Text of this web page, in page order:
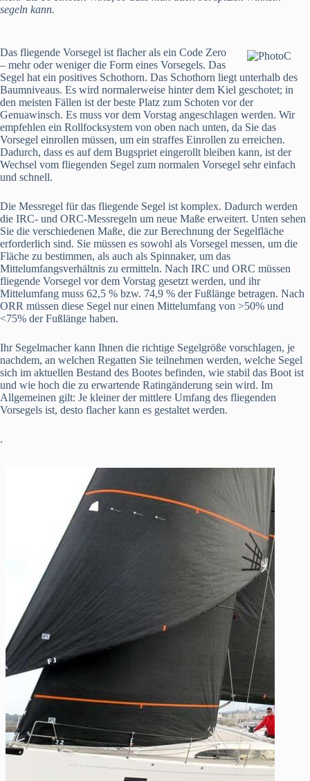
segeln kann.
Das fliegende Vorsegel ist flacher als ein Code Zero
– mehr oder weniger die Form eines Vorsegels. Das
Segel hat ein positives Schothorn. Das Schothorn liegt unterhalb des
Baumniveaus. Es wird normalerweise hinter dem Kiel geschotet; in
den meisten Fällen ist der beste Platz zum Schoten vor der
Genuawinsch. Es muss vor dem Vorstag angeschlagen werden. Wir
empfehlen ein Rollfocksystem von oben nach unten, da Sie das
Vorsegel einrollen müssen, um ein straffes Einrollen zu erreichen.
Dadurch, dass es auf dem Bugspriet eingerollt bleiben kann, ist der
Wechsel vom fliegenden Segel zum normalen Vorsegel sehr einfach
und schnell.
Die Messregel für das fliegende Segel ist komplex. Dadurch werden
die IRC- und ORC-Messregeln um neue Maße erweitert. Unten sehen
Sie die verschiedenen Maße, die zur Berechnung der Segelfläche
erforderlich sind. Sie müssen es sowohl als Vorsegel messen, um die
Fläche zu bestimmen, als auch als Spinnaker, um das
Mittelumfangsverhältnis zu ermitteln. Nach IRC und ORC müssen
fliegende Vorsegel vor dem Vorstag gesetzt werden, und ihr
Mittelumfang muss 62,5 % bzw. 74,9 % der Fußlänge betragen. Nach
ORR müssen diese Segel nur einen Mittelumfang von >50% und
<75% der Fußlänge haben.
Ihr Segelmacher kann Ihnen die richtige Segelgröße vorschlagen, je
nachdem, an welchen Regatten Sie teilnehmen werden, welche Segel
sich im aktuellen Bestand des Bootes befinden, wie stabil das Boot ist
und wie hoch die zu erwartende Ratingänderung sein wird. Im
Allgemeinen gilt: Je kleiner der mittlere Umfang des fliegenden
Vorsegels ist, desto flacher kann es gestaltet werden.
.